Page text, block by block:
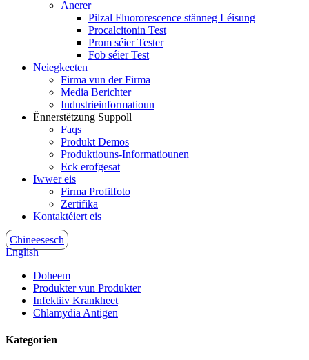
Anerer
Pilzal Fluororescence stänneg Léisung
Procalcitonin Test
Prom séier Tester
Fob séier Test
Neiegkeeten
Firma vun der Firma
Media Berichter
Industrieinformatioun
Ënnerstëtzung Suppoll
Faqs
Produkt Demos
Produktiouns-Informatiounen
Eck erofgesat
Iwwer eis
Firma Profilfoto
Zertifika
Kontaktéiert eis
Chineesesch
English
Doheem
Produkter vun Produkter
Infektiiv Krankheet
Chlamydia Antigen
Kategorien